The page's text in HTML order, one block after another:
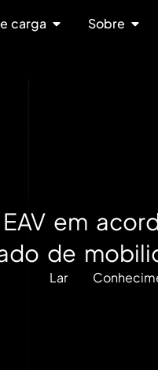
carga Sobre
em
de
Lar